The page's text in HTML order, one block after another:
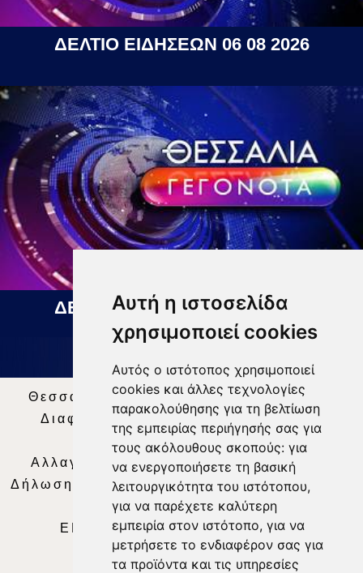
Αυτή η ιστοσελίδα
χρησιμοποιεί cookies
Αυτός ο ιστότοπος χρησιμοποιεί
cookies και άλλες τεχνολογίες
παρακολούθησης για τη βελτίωση
της εμπειρίας περιήγησής σας για
τους ακόλουθους σκοπούς: για
να ενεργοποιήσετε τη βασική
λειτουργικότητα του ιστότοπου,
για να παρέχετε καλύτερη
εμπειρία στον ιστότοπο, για να
μετρήσετε το ενδιαφέρον σας για
τα προϊόντα και τις υπηρεσίες
ΔΕΛΤΙΟ ΕΙΔΗΣΕΩΝ 06 08 2026
ΔΕΛΤΙΟ ΕΙΔΗΣΕΩΝ 07 08 2026
Θεσσαλία Τηλεόραση|SNG Services
Διαφήμιση | Όροι Χρήσης |Δήλωση
Απορρήτου |
Περιεχόμενο
Αλλαγή Προτιμήσεων για τα Cookies
Δήλωση συμμόρφωσης με τη σύσταση (ΕΕ)
2018/334|Ταυτότητα
ΕΝΗΜΕΡΩΣΗ |WEB TV| LIVE